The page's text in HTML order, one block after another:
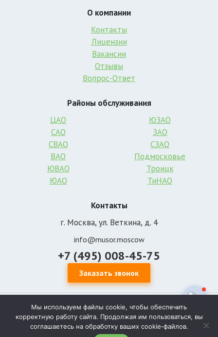
О компании
Контакты
Лицензии
Вакансии
Отзывы
Вопрос-Ответ
Районы обслуживания
ЦАО
САО
СВАО
ВАО
ЮВАО
ЮАО
ЮЗАО
ЗАО
СЗАО
Подмосковье
Троицк
ТиНАО
Контакты
г. Москва, ул. Веткина, д. 4
info@musor.moscow
+7 (495) 008-45-75
Заказать звонок
Уважаемые посетители сайта musor.moscow, обращаем Ваше внимание на то,
что информация, размещенная на сайте, носит исключительно
информационно-рекламный характер, и не является офертой или публичной
офертой в соответствии со статьей 435 и пунктом 2 статьи 437 Гражданского
Мы используем файлы cookie, чтобы обеспечить
корректную работу сайта. Продолжая им пользоваться, вы
соглашаетесь на обработку ваших cookie‑файлов.